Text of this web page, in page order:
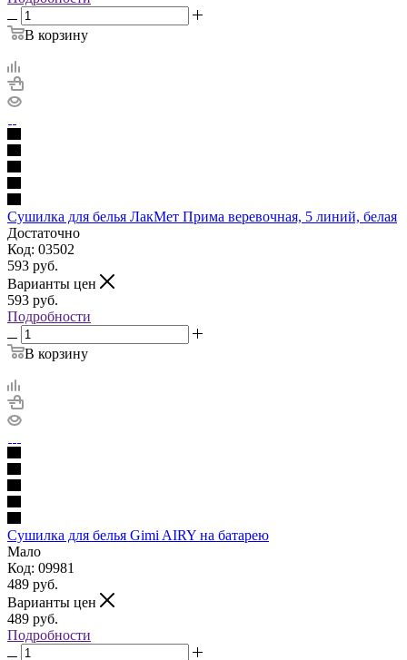
В корзину
Сушилка для белья ЛакМет Прима веревочная, 5 линий, белая
Достаточно
Код: 03502
593 руб.
Варианты цен
593 руб.
Подробности
В корзину
Сушилка для белья Gimi AIRY на батарею
Мало
Код: 09981
489 руб.
Варианты цен
489 руб.
Подробности